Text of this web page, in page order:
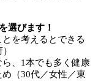
選びます！
を考えるとできる
ら、1本でも多く健康
（30代／女性／東